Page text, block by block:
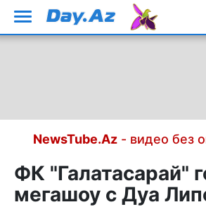
NewsTube.Az- видео без
ФК "Галатасарай"
мегашоу с Дуа